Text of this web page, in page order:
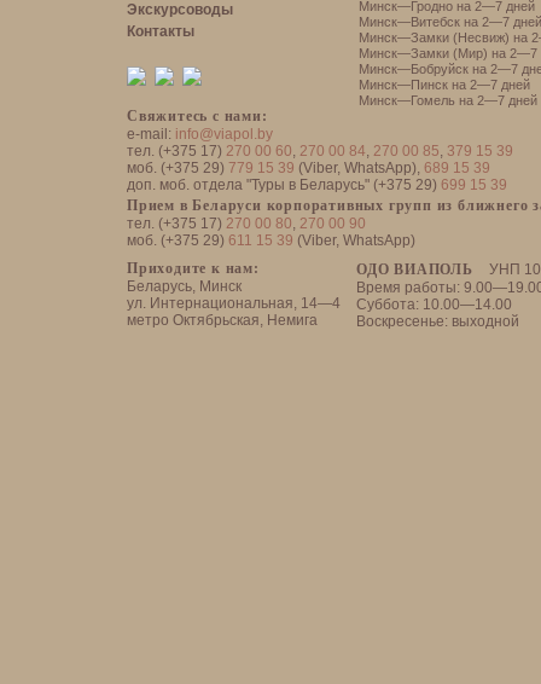
Экскурсоводы
Контакты
Свяжитесь с нами:
e-mail: info@viapol.by
тел. (+375 17) 270 00 60, 270 00 84, 270 00 85, 379 15 39
моб. (+375 29) 779 15 39 (Viber, WhatsApp), 689 15 39
доп. моб. отдела "Туры в Беларусь" (+375 29) 699 15 39
Прием в Беларуси корпоративных групп из ближнего
тел. (+375 17) 270 00 80, 270 00 90
моб. (+375 29) 611 15 39 (Viber, WhatsApp)
ОДО ВИАПОЛЬ
УНП
Время работы:
Суббота: 10.00—14.00
Воскресенье: выходной
Приходите к нам:
Беларусь, Минск
ул. Интернациональная, 14—4
метро Октябрьская, Немига
Минск—Гродно на 2—7 дней
Минск—Витебск на 2—7 дней
Минск—Замки (Несвиж) на
Минск—Замки (Мир) на 2—7
Минск—Бобруйск на 2—7
Минск—Пинск на 2—7 дней
Минск—Гомель на 2—7 дней